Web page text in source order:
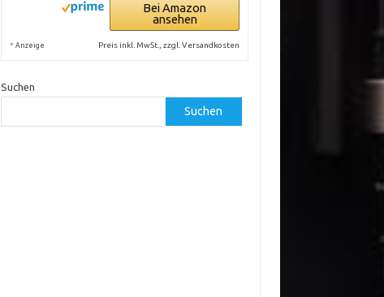
Bei Amazon
ansehen
* Anzeige Preis inkl. MwSt., zzgl. Versandkosten
Suchen
Suchen